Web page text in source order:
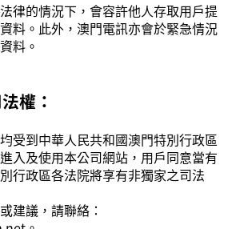
律的情況下，會容許他人存取用戶提
料。此外，澳門電訊亦會於緊急情況
料。
權：
受到中華人民共和國澳門特別行政區
入及使用本公司網站，用戶同意當有
行政區各法院將享有非獨家之司法
建議，請聯絡：